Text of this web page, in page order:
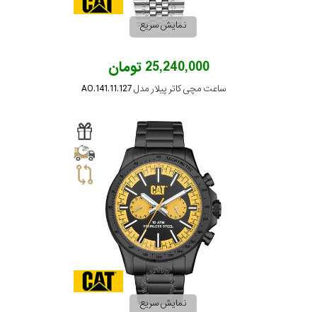
نمایش سریع
25,240,000 تومان
ساعت مچی کاتر پیلار مدل AO.141.11.127
نمایش سریع